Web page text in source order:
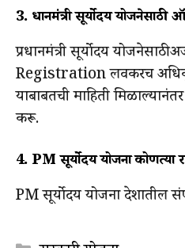
3. प्रधानमंत्री सूर्योदय
प्रधानमंत्री सूर्योदय
Registration लवकरच
याबाबतची माहिती
करू.
4. PM सूर्योदय योजना कोणत्या
PM सूर्योदय योजना देशातील